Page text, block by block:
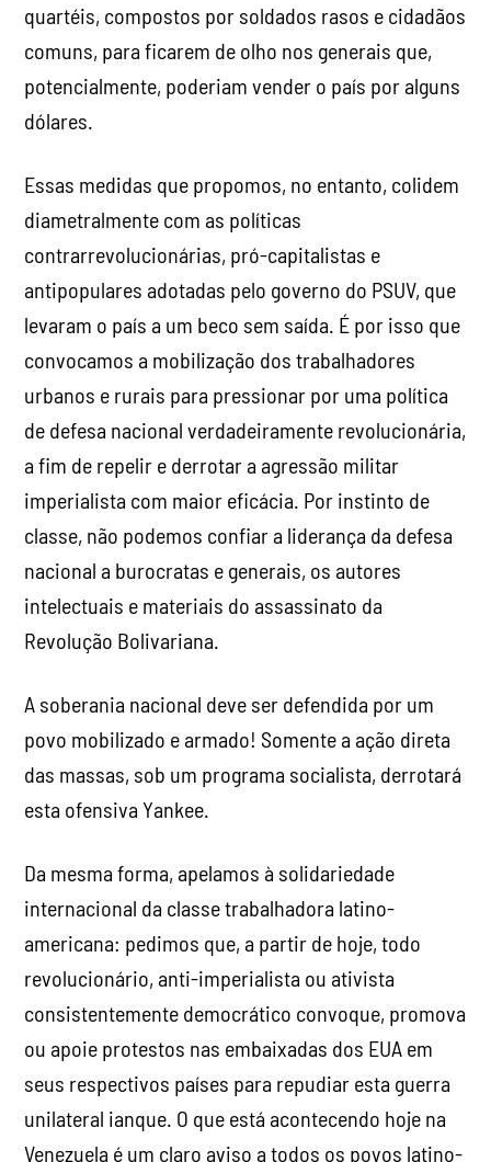
quartéis, compostos por soldados rasos e cidadãos
comuns, para ficarem de olho nos generais que,
potencialmente, poderiam vender o país por alguns
dólares.
Essas medidas que propomos, no entanto, colidem
diametralmente com as políticas
contrarrevolucionárias, pró-capitalistas e
antipopulares adotadas pelo governo do PSUV, que
levaram o país a um beco sem saída. É por isso que
convocamos a mobilização dos trabalhadores
urbanos e rurais para pressionar por uma política
de defesa nacional verdadeiramente revolucionária,
a fim de repelir e derrotar a agressão militar
imperialista com maior eficácia. Por instinto de
classe, não podemos confiar a liderança da defesa
nacional a burocratas e generais, os autores
intelectuais e materiais do assassinato da
Revolução Bolivariana.
A soberania nacional deve ser defendida por um
povo mobilizado e armado! Somente a ação direta
das massas, sob um programa socialista, derrotará
esta ofensiva Yankee.
Da mesma forma, apelamos à solidariedade
internacional da classe trabalhadora latino-
americana: pedimos que, a partir de hoje, todo
revolucionário, anti-imperialista ou ativista
consistentemente democrático convoque, promova
ou apoie protestos nas embaixadas dos EUA em
seus respectivos países para repudiar esta guerra
unilateral ianque. O que está acontecendo hoje na
Venezuela é um claro aviso a todos os povos latino-